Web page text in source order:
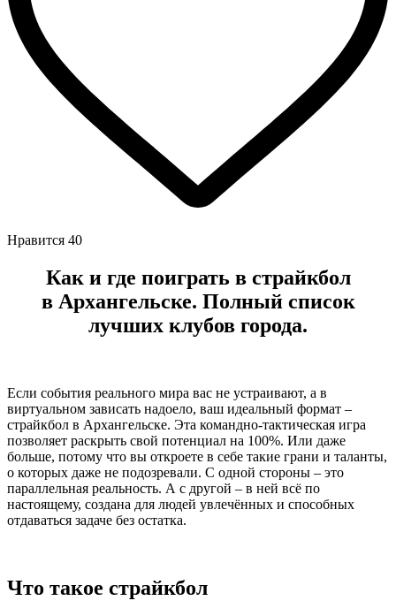
Нравится 40
Как и где поиграть в страйкбол
в Архангельске. Полный список
лучших клубов города.
Если события реального мира вас не устраивают, а в
виртуальном зависать надоело, ваш идеальный формат –
страйкбол в Архангельске. Эта командно-тактическая игра
позволяет раскрыть свой потенциал на 100%. Или даже
больше, потому что вы откроете в себе такие грани и таланты,
о которых даже не подозревали. С одной стороны – это
параллельная реальность. А с другой – в ней всё по
настоящему, создана для людей увлечённых и способных
отдаваться задаче без остатка.
Что такое страйкбол